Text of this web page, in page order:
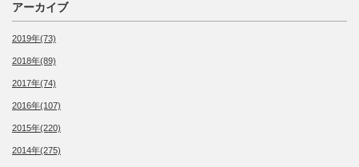
アーカイブ
2019年(73)
2018年(89)
2017年(74)
2016年(107)
2015年(220)
2014年(275)